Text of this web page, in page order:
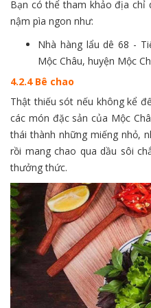
Bạn có thể tham khảo địa chỉ
nậm pìa ngon như:
Nhà hàng lẩu dê 68 -
Mộc Châu, huyện Mộc
4.2.4 Bê chao
Thật thiếu sót nếu không kể
các món đặc sản của Mộc
thái thành những miếng nhỏ,
rồi mang chao qua dầu sôi
thưởng thức.